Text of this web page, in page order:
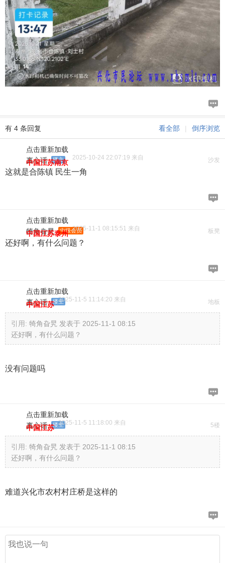
看全部 | 倒序浏览
有 4 条回复
点击重新加载
沙发
真心话 楼主 2025-10-24 22:07:19 来自
中国江苏南京
这就是合陈镇 民生一角
点击重新加载
板凳
犄角旮旯 中级会员2025-11-1 08:15:51 来自
中国江苏泰州
还好啊，有什么问题？
点击重新加载
地板
真心话 楼主2025-11-5 11:14:20 来自
中国江苏
引用: 犄角旮旯 发表于 2025-11-1 08:15
还好啊，有什么问题？
没有问题吗
点击重新加载
5楼
真心话 楼主2025-11-5 11:18:00 来自
中国江苏
引用: 犄角旮旯 发表于 2025-11-1 08:15
还好啊，有什么问题？
难道兴化市农村村庄桥是这样的